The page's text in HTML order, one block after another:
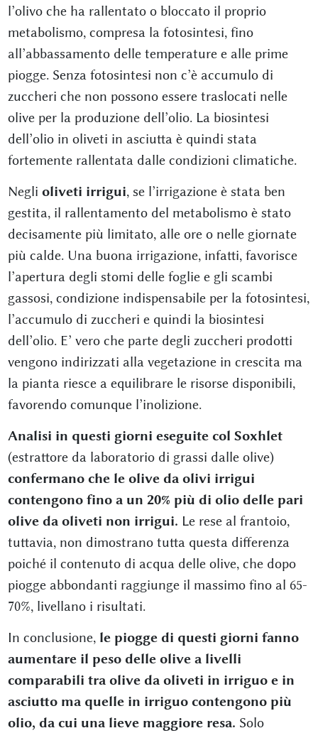
l’olivo che ha rallentato o bloccato il proprio
metabolismo, compresa la fotosintesi, fino
all’abbassamento delle temperature e alle prime
piogge. Senza fotosintesi non c’è accumulo di
zuccheri che non possono essere traslocati nelle
olive per la produzione dell’olio. La biosintesi
dell’olio in oliveti in asciutta è quindi stata
fortemente rallentata dalle condizioni climatiche.
Negli oliveti irrigui, se l’irrigazione è stata ben
gestita, il rallentamento del metabolismo è stato
decisamente più limitato, alle ore o nelle giornate
più calde. Una buona irrigazione, infatti, favorisce
l’apertura degli stomi delle foglie e gli scambi
gassosi, condizione indispensabile per la fotosintesi,
l’accumulo di zuccheri e quindi la biosintesi
dell’olio. E’ vero che parte degli zuccheri prodotti
vengono indirizzati alla vegetazione in crescita ma
la pianta riesce a equilibrare le risorse disponibili,
favorendo comunque l’inolizione.
Analisi in questi giorni eseguite col Soxhlet
(estrattore da laboratorio di grassi dalle olive)
confermano che le olive da olivi irrigui
contengono fino a un 20% più di olio delle pari
olive da oliveti non irrigui. Le rese al frantoio,
tuttavia, non dimostrano tutta questa differenza
poiché il contenuto di acqua delle olive, che dopo
piogge abbondanti raggiunge il massimo fino al 65-
70%, livellano i risultati.
In conclusione, le piogge di questi giorni fanno
aumentare il peso delle olive a livelli
comparabili tra olive da oliveti in irriguo e in
asciutto ma quelle in irriguo contengono più
olio, da cui una lieve maggiore resa. Solo